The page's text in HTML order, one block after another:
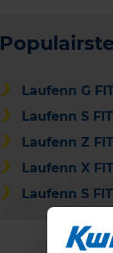
Laufenn G
Laufenn S
Laufenn Z
Laufenn X
Laufenn S